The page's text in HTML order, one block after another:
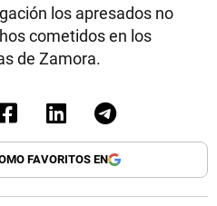
los apresados no
cometidos en los
de Zamora.
FAVORITOS EN